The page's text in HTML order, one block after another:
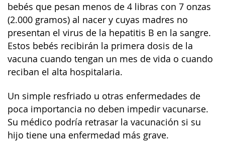
bebés que pesan menos de 4 libras con 7 onzas
(2.000 gramos) al nacer y cuyas madres no
presentan el virus de la hepatitis B en la sangre.
Estos bebés recibirán la primera dosis de la
vacuna cuando tengan un mes de vida o cuando
reciban el alta hospitalaria.
Un simple resfriado u otras enfermedades de
poca importancia no deben impedir vacunarse.
Su médico podría retrasar la vacunación si su
hijo tiene una enfermedad más grave.